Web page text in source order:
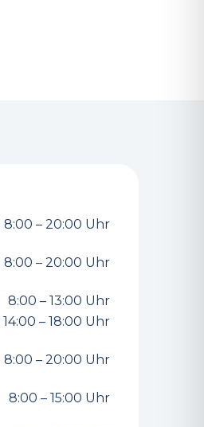
8:00 – 20:00 Uhr
8:00 – 20:00 Uhr
8:00 – 13:00 Uhr
14:00 – 18:00 Uhr
8:00 – 20:00 Uhr
8:00 – 15:00 Uhr